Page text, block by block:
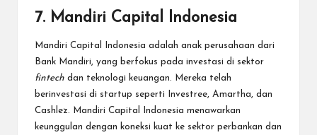
7. Mandiri Capital Indonesia
Mandiri Capital Indonesia adalah anak perusahaan dari
Bank Mandiri, yang berfokus pada investasi di sektor
fintech dan teknologi keuangan. Mereka telah
berinvestasi di startup seperti Investree, Amartha, dan
Cashlez. Mandiri Capital Indonesia menawarkan
keunggulan dengan koneksi kuat ke sektor perbankan dan